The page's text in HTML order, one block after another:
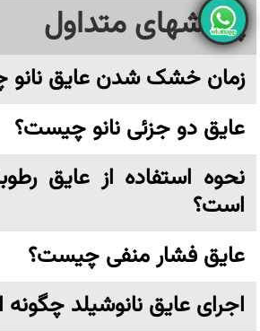
پرسشهای متداول
زمان خشک شدن عایق نانو
عایق دو جزئی نانو چیست؟
نحوه استفاده از عایق
است؟
عایق فشار منفی چیست؟
اجرای عایق نانوشیلد